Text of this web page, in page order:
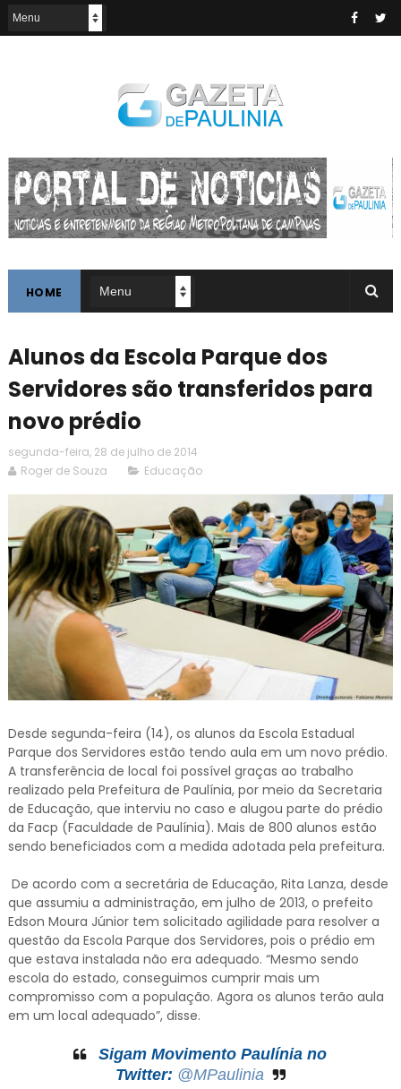
HOME
Alunos da Escola Parque dos
Servidores são transferidos para
novo prédio
segunda-feira, 28 de julho de 2014
Roger de Souza
Educação
Desde segunda-feira (14), os alunos da Escola Estadual
Parque dos Servidores estão tendo aula em um novo prédio.
A transferência de local foi possível graças ao trabalho
realizado pela Prefeitura de Paulínia, por meio da Secretaria
de Educação, que interviu no caso e alugou parte do prédio
da Facp (Faculdade de Paulínia). Mais de 800 alunos estão
sendo beneficiados com a medida adotada pela prefeitura.
De acordo com a secretária de Educação, Rita Lanza, desde
que assumiu a administração, em julho de 2013, o prefeito
Edson Moura Júnior tem solicitado agilidade para resolver a
questão da Escola Parque dos Servidores, pois o prédio em
que estava instalada não era adequado. “Mesmo sendo
escola do estado, conseguimos cumprir mais um
compromisso com a população. Agora os alunos terão aula
em um local adequado”, disse.
Sigam Movimento Paulínia no
Twitter: @MPaulinia